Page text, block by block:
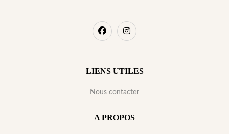
LIENS UTILES
Nous contacter
A PROPOS